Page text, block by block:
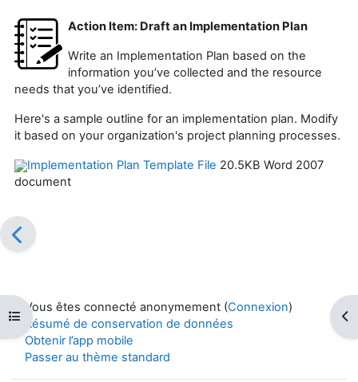
Ouvrir l’index du cours
Action Item: Draft an Implementation Plan
Write an Implementation Plan based on the
information you’ve collected and the resource
needs that you’ve identified.
Here's a sample outline for an implementation plan. Modify
it based on your organization's project planning processes.
Implementation Plan Template File 20.5KB Word 2007
document
Vous êtes connecté anonymement (Connexion)
Résumé de conservation de données
Obtenir l’app mobile
Passer au thème standard